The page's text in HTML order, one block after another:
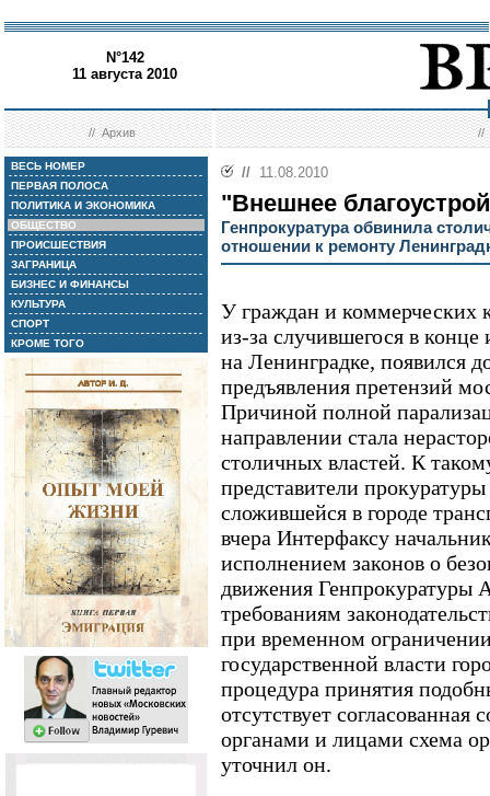
N°142
11 августа 2010
//Архив //
ВЕСЬ НОМЕР
ПЕРВАЯ ПОЛОСА
ПОЛИТИКА И ЭКОНОМИКА
ОБЩЕСТВО
ПРОИСШЕСТВИЯ
ЗАГРАНИЦА
БИЗНЕС И ФИНАНСЫ
КУЛЬТУРА
СПОРТ
КРОМЕ ТОГО
// 11.08.2010
"Внешнее
Генпрокуратура обвинила
отношении к ремонту
У граждан и
из-за случившегося в
на Ленинградке, появился
предъявления претензий
Причиной полной
направлении стала
столичных властей. К
представители прокуратуры
сложившейся в городе
вчера Интерфаксу
исполнением законов о
движения Генпрокуратуры
требованиям
при временном
государственной власти
процедура принятия
отсутствует
органами и лицами схема
уточнил он.